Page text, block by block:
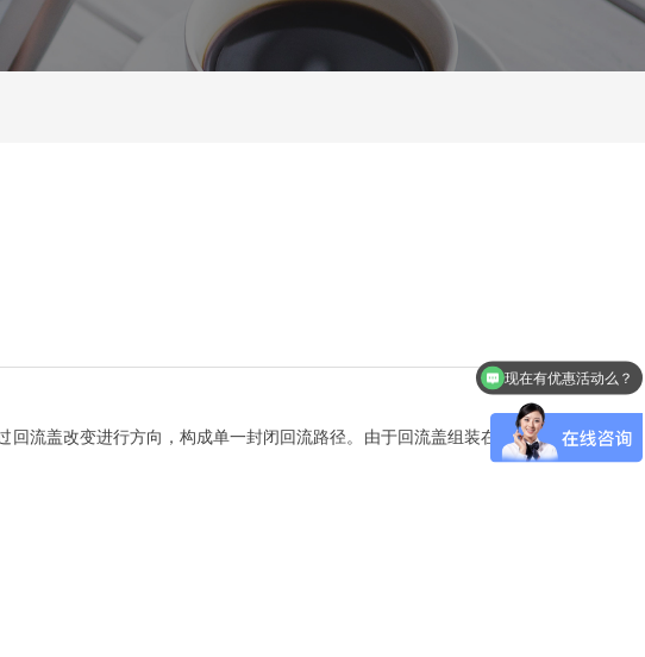
流盖改变进行方向，构成单一封闭回流路径。由于回流盖组装在螺帽内
现在有优惠活动么？